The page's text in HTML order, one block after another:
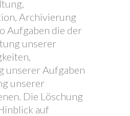
Archivierung
Aufgaben die der
unserer
unserer Aufgaben
unserer
Die Löschung
auf